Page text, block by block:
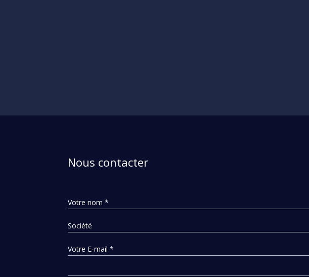
Nous contacter
Votre nom *
Société
Votre E-mail *